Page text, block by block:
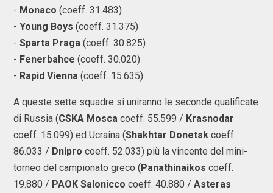
- Monaco (coeff. 31.483)
- Young Boys (coeff. 31.375)
- Sparta Praga (coeff. 30.825)
- Fenerbahce (coeff. 30.020)
- Rapid Vienna (coeff. 15.635)
A queste sette squadre si uniranno le seconde qualificate
di Russia (CSKA Mosca coeff. 55.599 / Krasnodar
coeff. 15.099) ed Ucraina (Shakhtar Donetsk coeff.
86.033 / Dnipro coeff. 52.033) più la vincente del mini-
torneo del campionato greco (Panathinaikos coeff.
19.880 / PAOK Salonicco coeff. 40.880 / Asteras